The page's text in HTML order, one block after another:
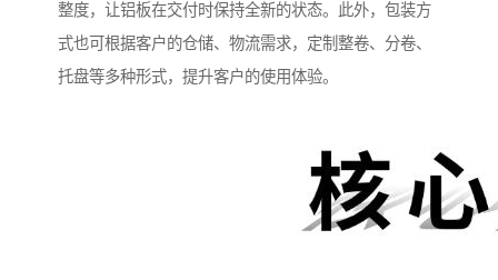
整度，让铝板在交付时保持全新的状态。此外，包装方
式也可根据客户的仓储、物流需求，定制整卷、分卷、
托盘等多种形式，提升客户的使用体验。